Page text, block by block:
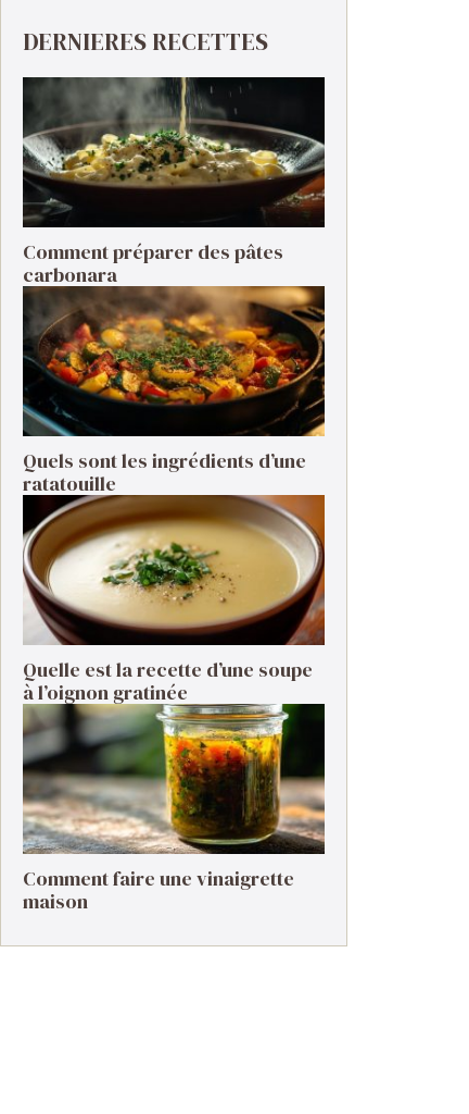
DERNIERES RECETTES
Comment préparer des pâtes
carbonara ​
Quels sont les ingrédients d’une
ratatouille ​
Quelle est la recette d’une soupe
à l’oignon gratinée ​
Comment faire une vinaigrette
maison ​